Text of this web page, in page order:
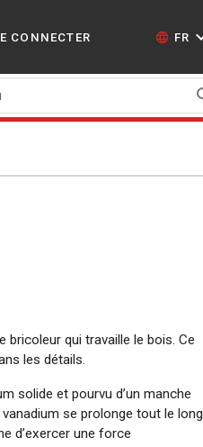
CONNECTER FR
bricoleur qui travaille le bois. Ce
les détails.
solide et pourvu d’un manche
se prolonge tout le long
d’exercer une force